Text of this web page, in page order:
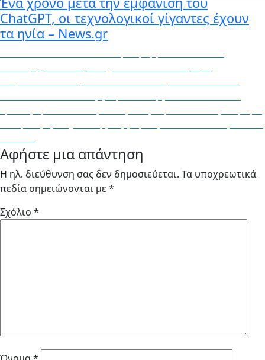
ChatGPT, οι τεχνολογικοί γίγαντες έχουν
τα ηνία – News.gr
Πλοήγηση
άρθρων
Αφήστε μια απάντηση
Η ηλ. διεύθυνση σας δεν δημοσιεύεται. Τα υποχρεωτικά
πεδία σημειώνονται με*
Σχόλιο *